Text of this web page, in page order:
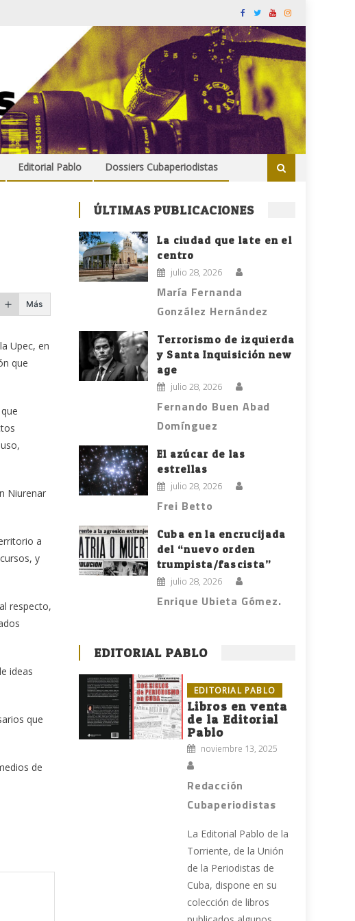
Editorial Pablo Dossiers Cubaperiodistas
Más
Upec, en
que
Niurenar
a
y
respecto,
ideas
que
de
ÚLTIMAS PUBLICACIONES
La ciudad que late en el
centro
julio 28, 2026
María Fernanda
González Hernández
Terrorismo de izquierda
y Santa Inquisición new
age
julio 28, 2026
Fernando Buen Abad
Domínguez
El azúcar de las
estrellas
julio 28, 2026
Frei Betto
Cuba en la encrucijada
del “nuevo orden
trumpista/fascista”
julio 28, 2026
Enrique Ubieta Gómez.
EDITORIAL PABLO
EDITORIAL PABLO
Libros en venta
de la Editorial
Pablo
noviembre 13, 2025
Redacción
Cubaperiodistas
La Editorial Pablo de la
Torriente, de la Unión
de la Periodistas de
Cuba, dispone en su
colección de libros